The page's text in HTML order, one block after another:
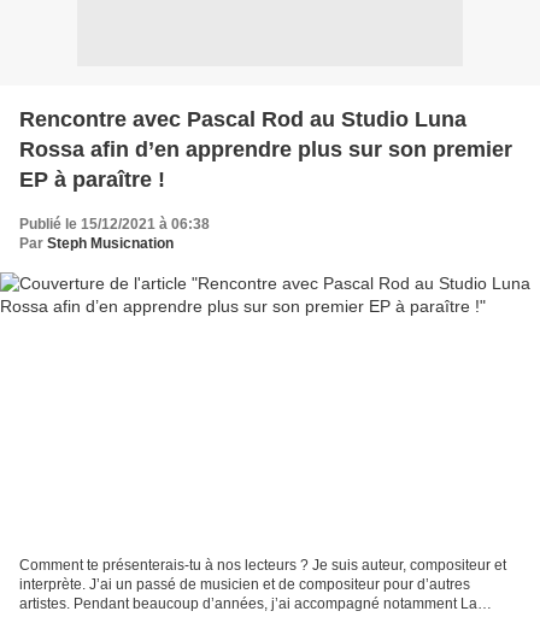
Rencontre avec Pascal Rod au Studio Luna
Rossa afin d’en apprendre plus sur son premier
EP à paraître !
Publié le 15/12/2021 à 06:38
Par Steph Musicnation
Comment te présenterais-tu à nos lecteurs ? Je suis auteur, compositeur et
interprète. J’ai un passé de musicien et de compositeur pour d’autres
artistes. Pendant beaucoup d’années, j’ai accompagné notamment La